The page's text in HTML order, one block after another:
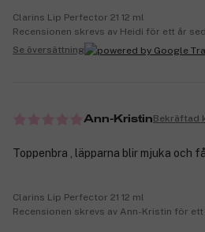
Clarins Lip Perfector 21 12 ml
Recensionen skrevs av Heidi för ett år
Se översättning
Ann-KristinBekräftad
Toppenbra , läpparna blir mjuka och
Clarins Lip Perfector 21 12 ml
Recensionen skrevs av Ann-Kristin för ett